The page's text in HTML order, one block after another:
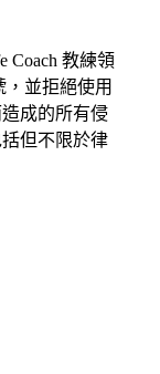
Coach 教練領
並拒絕使用
成的所有侵
但不限於律